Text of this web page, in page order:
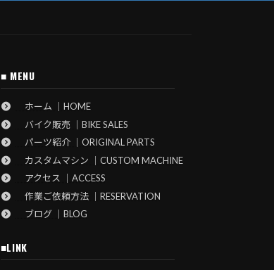
■ MENU
ホーム ｜HOME
バイク販売 ｜BIKE SALES
パーツ紹介 ｜ORIGINAL PARTS
カスタムマシン ｜CUSTOM MACHINE
アクセス ｜ACCESS
作業ご依頼方法 ｜RESERVATION
ブログ ｜BLOG
■LINK